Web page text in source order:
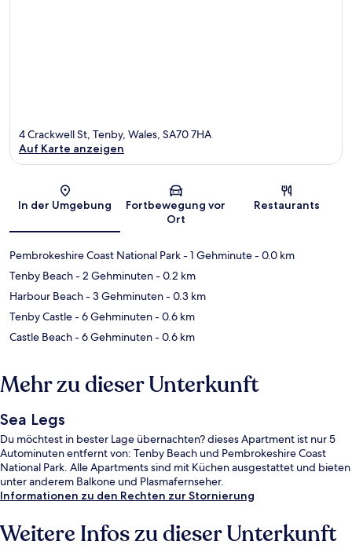
Karte
4 Crackwell St, Tenby, Wales, SA70 7HA
Auf Karte anzeigen
In der Umgebung
Fortbewegung vor
Ort
Restaurants
Pembrokeshire Coast National Park- 1 Gehminute- 0.0 km
Tenby Beach- 2 Gehminuten- 0.2 km
Harbour Beach- 3 Gehminuten- 0.3 km
Tenby Castle- 6 Gehminuten- 0.6 km
Castle Beach- 6 Gehminuten- 0.6 km
Mehr zu dieser Unterkunft
Sea Legs
Du möchtest in bester Lage übernachten? dieses Apartment ist nur 5
Autominuten entfernt von: Tenby Beach und Pembrokeshire Coast
National Park. Alle Apartments sind mit Küchen ausgestattet und bieten
unter anderem Balkone und Plasmafernseher.
Informationen zu den Rechten zur Stornierung
Weitere Infos zu dieser Unterkunft